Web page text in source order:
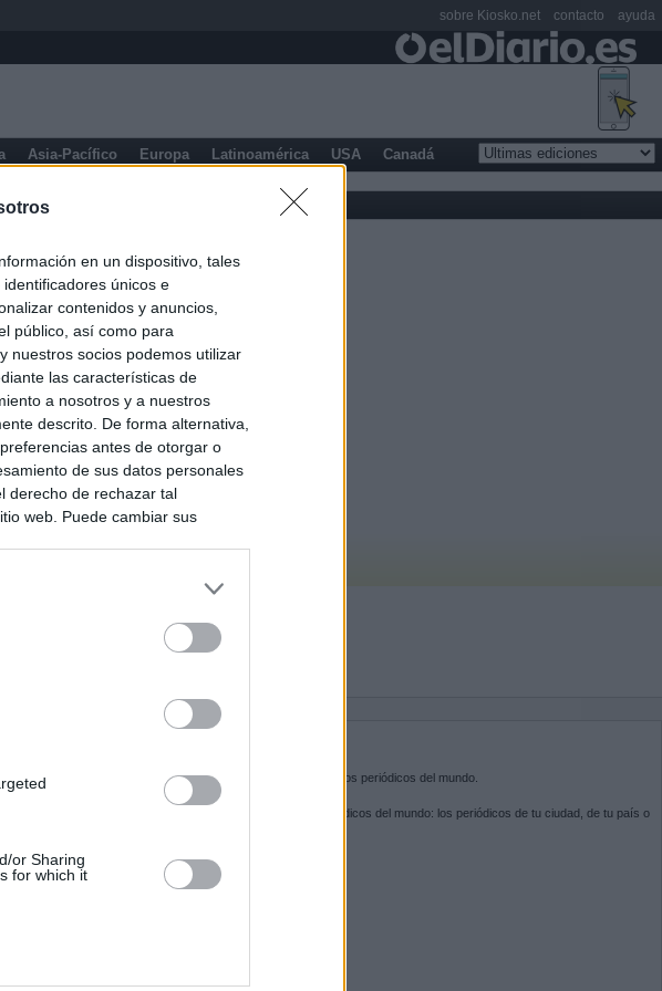
en un dispositivo, tales
únicos e
contenidos y anuncios,
público, así como para
nuestros socios podemos utilizar
las características de
a nosotros y a nuestros
descrito. De forma alternativa,
antes de otorgar o
de sus datos personales
derecho de rechazar tal
web. Puede cambiar sus
or Sharing
for which it
Asia-Pacífico Europa Latinoamérica USA Canadá
dice es
de
Kiosko.netes la puerta de entrada a los periódicos del mundo.
Navega por las portadas de los periódicos del mundo: los periódicos de tu ciudad, de tu país o
SÍGUENOS
sobre Kiosko.net contacto ayuda